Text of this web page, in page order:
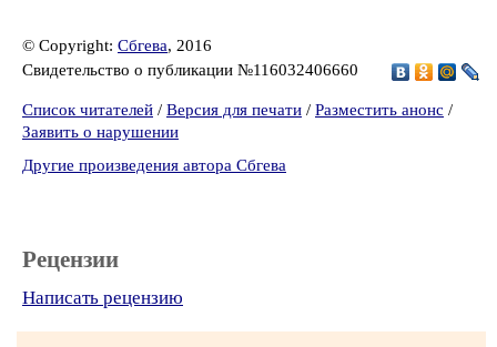
© Copyright: Сбгева, 2016
Свидетельство о публикации №116032406660
Список читателей / Версия для печати / Разместить анонс /
Заявить о нарушении
Другие произведения автора Сбгева
Рецензии
Написать рецензию